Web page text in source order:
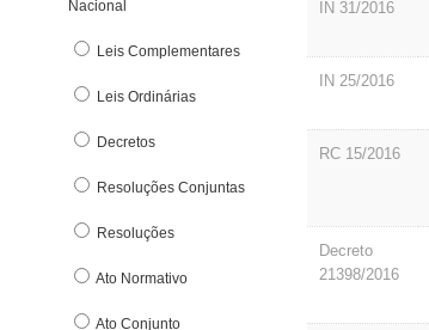
Denúncia Eletrônica
E
Estrutura Básica
F
Fundo de Participação dos Municípos
G
Nacional
Leis Complementares
Leis Ordinárias
Decretos
Resoluções Conjuntas
Resoluções
Ato Normativo
Ato Conjunto
IN 31/2016
IN 25/2016
RC 15/2016
Decreto
21398/2016